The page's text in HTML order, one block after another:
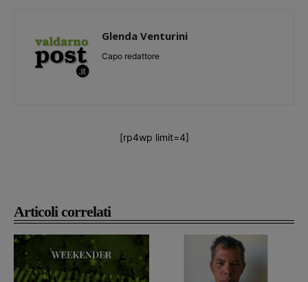
Articoli correlati
Glenda Venturini
Capo redattore
[rp4wp limit=4]